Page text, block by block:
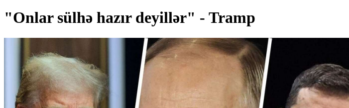
"Onlar sülhə hazır deyillər" - Tramp